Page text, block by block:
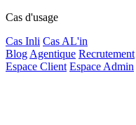
Cas d'usage
Cas Inli Cas AL'in
Blog Agentique Recrutement
Espace Client Espace Admin